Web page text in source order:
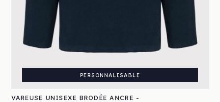
PERSONNALISABLE
VAREUSE UNISEXE BRODÉE ANCRE -